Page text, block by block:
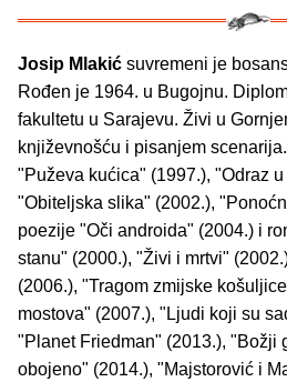
Josip Mlakić suvremeni je
Rođen je 1964. u Bugojnu.
fakultetu u Sarajevu. Živi u
književnošću i pisanjem
"Puževa kućica" (1997.), "Odraz
"Obiteljska slika" (2002.),
poezije "Oči androida" (2004.) i
stanu" (2000.), "Živi i mrtvi"
(2006.), "Tragom zmijske
mostova" (2007.), "Ljudi koji su
"Planet Friedman" (2013.), "Božji
obojeno" (2014.), "Majstorović i